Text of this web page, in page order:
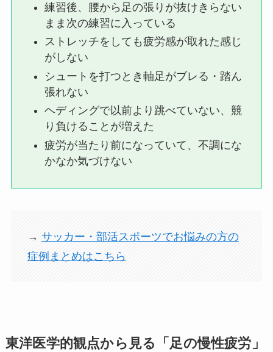
練習後、腰から足の張りが抜けきらない
まま次の練習に入っている
ストレッチをしても疲労感が取れた感じ
がしない
シュートを打つとき軸足がブレる・踏ん
張れない
ヘディングで以前より跳べていない、競
り負けることが増えた
疲労が当たり前になっていて、不調にな
かなか気づけない
→ サッカー・部活スポーツでお悩みの方の
症例まとめはこちら
東洋医学的観点から見る「足の慢性疲労」